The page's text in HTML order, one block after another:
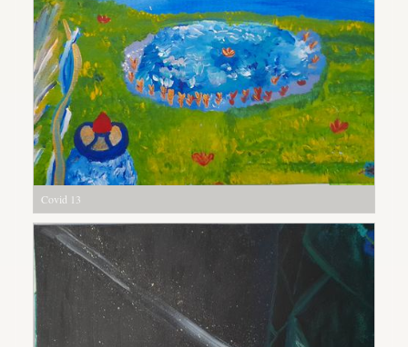
Covid 13